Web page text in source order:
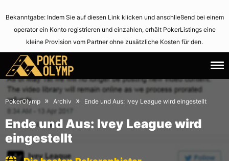
Bekanntgabe: Indem Sie auf diesen Link klicken und anschließend bei einem
operator ein Konto registrieren und einzahlen, erhält PokerListings eine
kleine Provision vom Partner ohne zusätzliche Kosten für den.
15.
April
2017
June
2,
2021
PokerOlymp » Archiv » Ende und Aus: Ivey League wird eingestellt
Ende und Aus: Ivey League wird
eingestellt